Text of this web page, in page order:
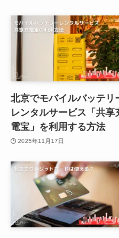
北京でモバイルバッテリ
レンタルサービス「共享
電宝」を利用する方法
2025年11月17日